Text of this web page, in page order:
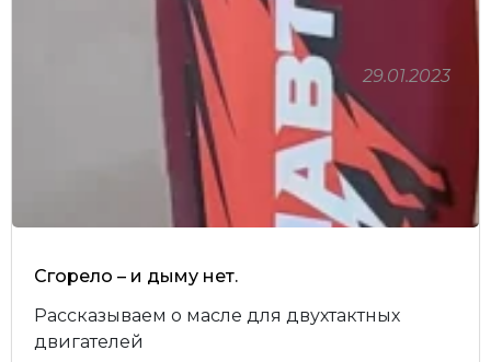
Сгорело – и дыму нет.
Рассказываем о масле для двухтактных
двигателей
29.01.2023